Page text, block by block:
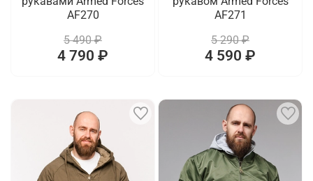
AF270
5 490 ₽
4 790 ₽
AF271
5 290 ₽
4 590 ₽